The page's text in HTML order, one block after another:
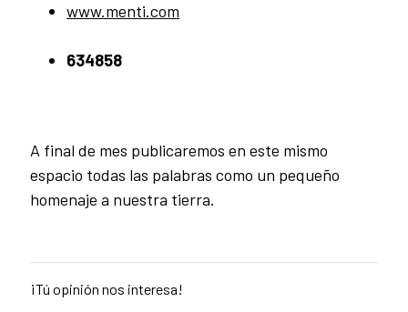
www.menti.com
634858
A final de mes publicaremos en este mismo
espacio todas las palabras como un pequeño
homenaje a nuestra tierra.
¡Tú opinión nos interesa!